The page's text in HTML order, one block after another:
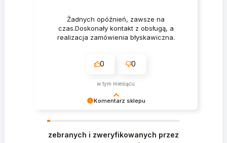
Komentarz sklepu
Żadnych opóźnień, zawsze na
czas.Doskonały kontakt z obsługą, a
realizacja zamówienia błyskawiczna.
0 0
w tym miesiącu
zebranych i zweryfikowanych przez